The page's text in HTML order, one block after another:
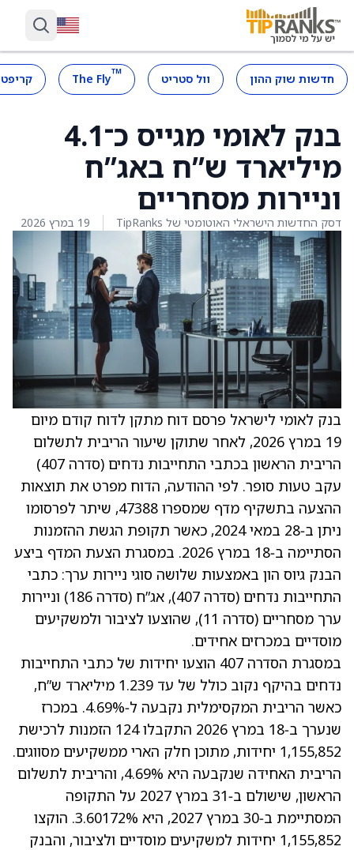
חדשות שוק ההון וול סטריט ™
The Fly
בנק לאומי מגייס כ־4.1
מיליארד ש”ח באג”ח
וניירות מסחריים
דסק החדשות הישראלי האוטומטי של TipRanks 19 במרץ 2026
בנק לאומי לישראל פרסם דוח מתקן לדוח קודם מיום
19 במרץ 2026, לאחר שתוקן שיעור הריבית לתשלום
הריבית הראשון בכתבי התחייבות נדחים (סדרה 407)
עקב טעות סופר. לפי ההודעה, הדוח מפרט את תוצאות
ההצעה בתשקיף מדף שמספרו 47388, שיתר לפרסומו
ניתן ב‑28 במאי 2024, כאשר תקופת הגשת ההזמנות
הסתיימה ב‑18 במרץ 2026. במסגרת הצעת המדף ביצע
הבנק גיוס הון באמצעות שלושה סוגי ניירות ערך: כתבי
התחייבות נדחים (סדרה 407), אג”ח (סדרה 186) וניירות
ערך מסחריים (סדרה 11), שהוצעו לציבור ולמשקיעים
מוסדיים במכרזים אחידים.
במסגרת הסדרה 407 הוצעו יחידות של כתבי התחייבות
נדחים בהיקף נקוב כולל של עד 1.239 מיליארד ש”ח,
כאשר הריבית המקסימלית נקבעה ל‑4.69%. במכרז
שנערך ב‑18 במרץ 2026 התקבלו 124 הזמנות לרכישת
1,155,852 יחידות, מתוכן חלק הארי ממשקיעים מסווגים.
הריבית האחידה שנקבעה היא 4.69%, והריבית לתשלום
הראשון, שישולם ב‑31 במרץ 2027 על התקופה
המסתיימת ב‑30 במרץ 2027, היא 3.60172%. הוקצו
1,155,852 יחידות למשקיעים מוסדיים ולציבור, והבנק